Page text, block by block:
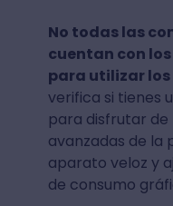
No todas las
cuentan con
para utilizar
verifica si tienes
para disfrutar
avanzadas de la
aparato veloz y
de consumo